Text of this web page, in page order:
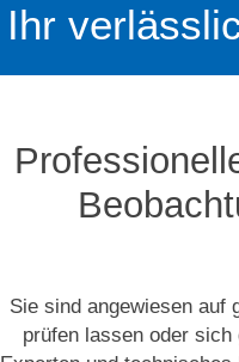
Ihr
Sie sind angewiesen auf
prüfen lassen oder